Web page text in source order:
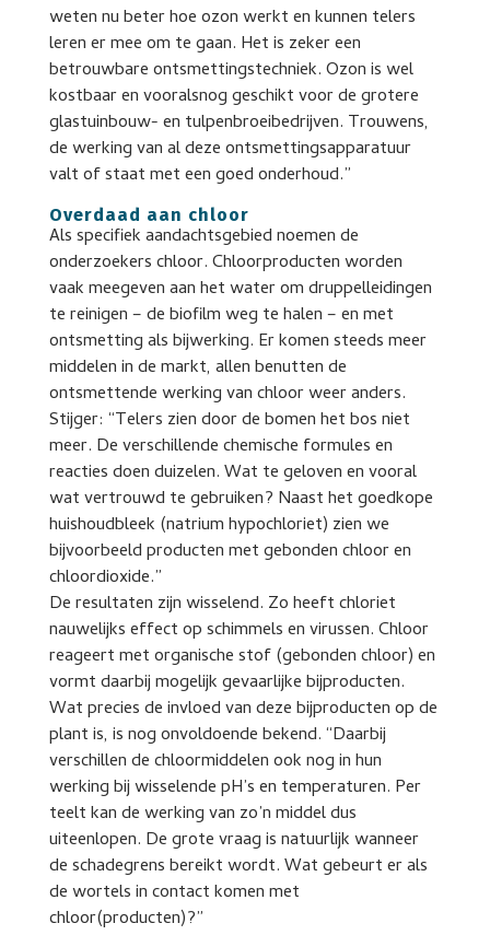
weten nu beter hoe ozon werkt en kunnen telers
leren er mee om te gaan. Het is zeker een
betrouwbare ontsmettingstechniek. Ozon is wel
kostbaar en vooralsnog geschikt voor de grotere
glastuinbouw- en tulpenbroeibedrijven. Trouwens,
de werking van al deze ontsmettingsapparatuur
valt of staat met een goed onderhoud.”
Overdaad aan chloor
Als specifiek aandachtsgebied noemen de
onderzoekers chloor. Chloorproducten worden
vaak meegeven aan het water om druppelleidingen
te reinigen – de biofilm weg te halen – en met
ontsmetting als bijwerking. Er komen steeds meer
middelen in de markt, allen benutten de
ontsmettende werking van chloor weer anders.
Stijger: “Telers zien door de bomen het bos niet
meer. De verschillende chemische formules en
reacties doen duizelen. Wat te geloven en vooral
wat vertrouwd te gebruiken? Naast het goedkope
huishoudbleek (natrium hypochloriet) zien we
bijvoorbeeld producten met gebonden chloor en
chloordioxide.”
De resultaten zijn wisselend. Zo heeft chloriet
nauwelijks effect op schimmels en virussen. Chloor
reageert met organische stof (gebonden chloor) en
vormt daarbij mogelijk gevaarlijke bijproducten.
Wat precies de invloed van deze bijproducten op de
plant is, is nog onvoldoende bekend. “Daarbij
verschillen de chloormiddelen ook nog in hun
werking bij wisselende pH’s en temperaturen. Per
teelt kan de werking van zo’n middel dus
uiteenlopen. De grote vraag is natuurlijk wanneer
de schadegrens bereikt wordt. Wat gebeurt er als
de wortels in contact komen met
chloor(producten)?”